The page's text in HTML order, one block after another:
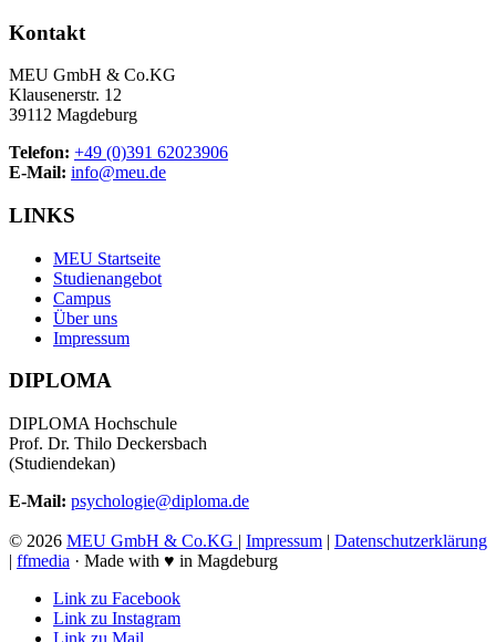
Kontakt
MEU GmbH & Co.KG
Klausenerstr. 12
39112 Magdeburg
Telefon: +49 (0)391 62023906
E-Mail: info@meu.de
LINKS
MEU Startseite
Studienangebot
Campus
Über uns
Impressum
DIPLOMA
DIPLOMA Hochschule
Prof. Dr. Thilo Deckersbach
(Studiendekan)
E-Mail: psychologie@diploma.de
© 2026 MEU GmbH & Co.KG | Impressum | Datenschutzerklärung
| ffmedia · Made with ♥ in Magdeburg
Link zu Facebook
Link zu Instagram